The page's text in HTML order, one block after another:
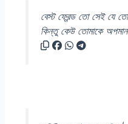
বেস্ট ফ্রেন্ড তো সেই যে
কিন্তু কেউ তোমাকে